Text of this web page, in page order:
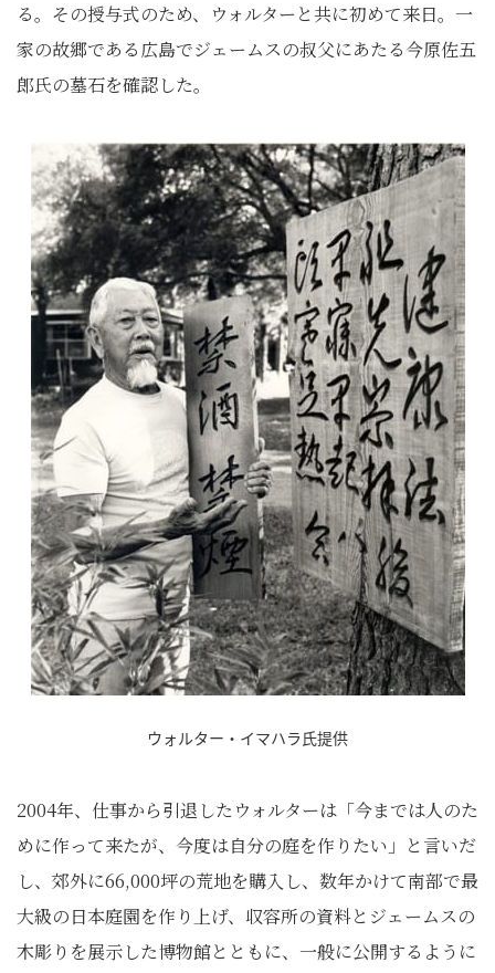
る。その授与式のため、ウォルターと共に初めて来日。一
家の故郷である広島でジェームスの叔父にあたる今原佐五
郎氏の墓石を確認した。
ウォルター・イマハラ氏提供
2004年、仕事から引退したウォルターは「今までは人のた
めに作って来たが、今度は自分の庭を作りたい」と言いだ
し、郊外に66,000坪の荒地を購入し、数年かけて南部で最
大級の日本庭園を作り上げ、収容所の資料とジェームスの
木彫りを展示した博物館とともに、一般に公開するように